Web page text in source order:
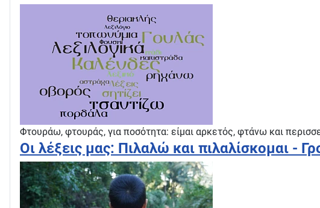
Φτουράω, φτουράς, για ποσότητα: είμαι αρκετός, φτάνω και
Οι λέξεις μας: Πιλαλώ και πιλαλίσκομαι -